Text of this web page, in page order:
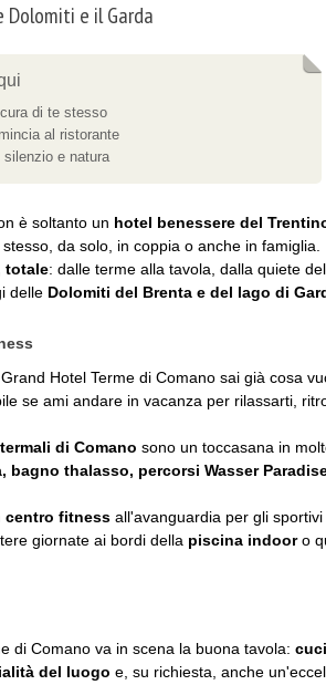
Dolomiti e il Garda
di te stesso
al ristorante
silenzio e natura
è soltanto un hotel benessere del
da solo, in coppia o anche in famiglia.
totale: dalle terme alla tavola, dalla quiete
delle Dolomiti del Brenta e del lago di
Hotel Terme di Comano sai già cosa
se ami andare in vacanza per rilassarti,
di Comano sono un toccasana in
bagno thalasso, percorsi Wasser
centro fitness all'avanguardia per gli
giornate ai bordi della piscina indooro
di Comano va in scena la buona tavola:
del luogo e, su richiesta, anche